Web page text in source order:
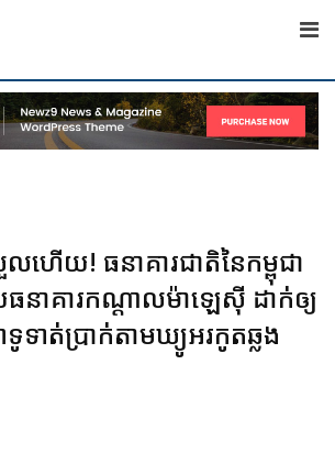
ហើយ! ធនាគារជាតិនៃកម្ពុជា
នាគារកណ្តាលម៉ាឡេស៊ី ដាក់ឲ្យ
ទាត់ប្រាក់តាមឃ្យូអរកូតឆ្លង